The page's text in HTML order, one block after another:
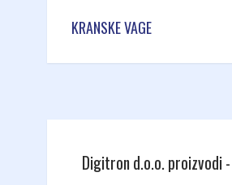
KRANSKE VAGE
Digitron d.o.o. proizvodi -